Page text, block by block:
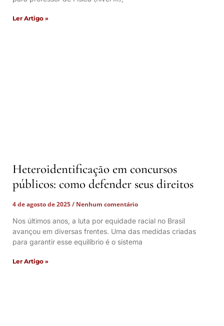
Ler Artigo »
Heteroidentificação em concursos
públicos: como defender seus direitos
4 de agosto de 2025
Nenhum comentário
Nos últimos anos, a luta por equidade racial no Brasil
avançou em diversas frentes. Uma das medidas criadas
para garantir esse equilíbrio é o sistema
Ler Artigo »